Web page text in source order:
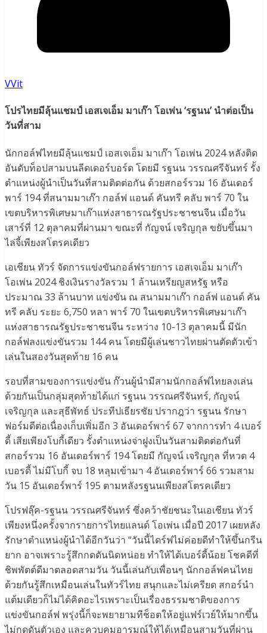
VVit
โปรไทยมีลุ้นแชมป์ เอสเจเอ็ม มาเก๊า โอเพ่น ‘รฐนน’ นำต่อเป็น
วันที่สาม
นักกอล์ฟไทยมีลุ้นแชมป์ เอสเจเอ็ม มาเก๊า โอเพ่น 2024 หลังติด
อันดับท็อปสามบนลีดเดอร์บอร์ด โดยมี รฐนน วรรณศรีจันทร์ รั้ง
ตำแหน่งผู้นำเป็นวันที่สามติดต่อกัน ด้วยสกอร์รวม 16 อันเดอร์
พาร์ 194 ที่สนามมาเก๊า กอล์ฟ แอนด์ คันทรี คลับ พาร์ 70 ใน
เขตบริหารพิเศษมาเก๊าแห่งสาธารณรัฐประชาชนจีน เมื่อวัน
เสาร์ที่ 12 ตุลาคมที่ผ่านมา ขณะที่ กัญจน์ เจริญกุล ขยับขึ้นมา
ไล่จี้เพียงสโตรคเดียว
เอเชียน ทัวร์ จัดการแข่งขันกอล์ฟรายการ เอสเจเอ็ม มาเก๊า
โอเพ่น 2024 ชิงเงินรางวัลรวม 1 ล้านเหรียญสหรัฐ หรือ
ประมาณ 33 ล้านบาท แข่งขัน ณ สนามมาเก๊า กอล์ฟ แอนด์ คัน
ทรี คลับ ระยะ 6,750 หลา พาร์ 70 ในเขตบริหารพิเศษมาเก๊า
แห่งสาธารณรัฐประชาชนจีน ระหว่าง 10-13 ตุลาคมนี้ มีนัก
กอล์ฟลงแข่งขันรวม 144 คน โดยมีผู้เล่นชาวไทยผ่านตัดตัวเข้า
เล่นในสองวันสุดท้าย 16 คน
รอบที่สามของการแข่งขัน ก๊วนผู้นำมีสามนักกอล์ฟไทยลงเล่น
ด้วยกันเป็นกลุ่มสุดท้ายได้แก่ รฐนน วรรณศรีจันทร์, กัญจน์
เจริญกุล และสุธีพัทธ์ ประทีปเธียรชัย ปรากฎว่า รฐนน รักษา
ฟอร์มดีต่อเนื่องเก็บเพิ่มอีก 3 อันเดอร์พาร์ 67 จากการทำ 4 เบอร์
ดี้ เสียเพียงโบกี้เดียว รั้งตำแหน่งจ่าฝูงเป็นวันสามติดต่อกันที่
สกอร์รวม 16 อันเดอร์พาร์ 194 โดยมี กัญจน์ เจริญกุล ที่หวด 4
เบอรดี้ ไม่มีโบกี้ จบ 18 หลุมเข้ามา 4 อันเดอร์พาร์ 66 รวมสาม
วัน 15 อันเดอร์พาร์ 195 ตามหลังรฐนนเพียงสโตรคเดียว
โปรฟลุ๊ค-รฐนน วรรณศรีจันทร์ ซึ่งคว้าชัยชนะในเอเชียน ทัวร์
เพียงหนึ่งครั้งจากรายการไทยแลนด์ โอเพ่น เมื่อปี 2017 เผยหลัง
รักษาตำแหน่งผู้นำได้อีกวันว่า “วันนี้ไดร์ฟไม่ค่อยดีทำให้ขึ้นกรีน
ยาก อาจเพราะรู้สึกกดดันนิดหน่อย ทำให้ได้เบอร์ดี้น้อย โชคดีที่
ชิพพัตต์ดีมาตลอดสามวัน วันนี้เล่นกับเพื่อนๆ นักกอล์ฟคนไทย
ด้วยกันรู้สึกเหมือนเล่นในทัวร์ไทย สนุกและไม่เครียด สกอร์นำ
แต้มเดียวก็ไม่ได้คิดอะไรเพราะเป็นเรื่องธรรมชาติของการ
แข่งขันกอล์ฟ พรุ่งนี้ก็จะพยายามทีช็อตให้อยู่แฟร์เวย์ให้มากขึ้น
ไม่กดดันตัวเอง และควบคุมอารมณ์ให้ได้เหมือนสามวันที่ผ่าน